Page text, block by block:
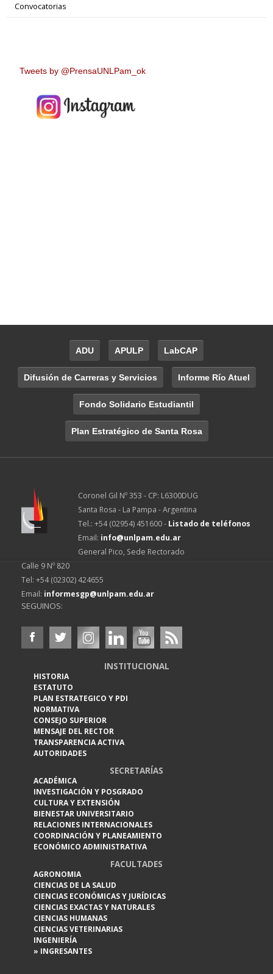
Convocatorias
Tweets by @PrensaUNLPam_ok
ADU APULP LabCAP
Difusión de Carreras y Servicios Informe Río Atuel
Fondo Solidario Estudiantil
Plan Estratégico de Santa Rosa
Coronel Gil Nº 353 - CP: L6300DUG
Santa Rosa - La Pampa - Argentina
Tel.: +54 (02954) 451600 - Listado de teléfonos
Email: info@unlpam.edu.ar
General Pico, Sede Rectorado
Calle 9 Nº 820
Tel: +54 (02302) 424655
Email: informesgp@unlpam.edu.ar
SEGUINOS:
INSTITUCIONAL
HISTORIA
ESTATUTO
PLAN ESTRATEGICO Y PDI
NORMATIVA
CONSEJO SUPERIOR
MENSAJE DEL RECTOR
TRANSPARENCIA ACTIVA
AUTORIDADES
SECRETARÍAS
ACADÉMICA
INVESTIGACIÓN Y POSGRADO
CULTURA Y EXTENSIÓN
BIENESTAR UNIVERSITARIO
RELACIONES INTERNACIONALES
COORDINACIÓN Y PLANEAMIENTO
ECONÓMICO ADMINISTRATIVA
FACULTADES
AGRONOMIA
CIENCIAS DE LA SALUD
CIENCIAS ECONÓMICAS Y JURÍDICAS
CIENCIAS EXACTAS Y NATURALES
CIENCIAS HUMANAS
CIENCIAS VETERINARIAS
INGENIERÍA
» INGRESANTES